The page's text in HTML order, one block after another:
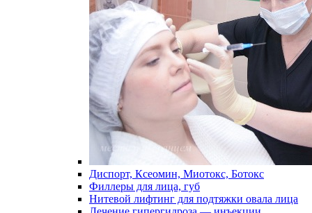
Диспорт, Ксеомин, Миотокс, Ботокс
Филлеры для лица, губ
Нитевой лифтинг для подтяжки овала лица